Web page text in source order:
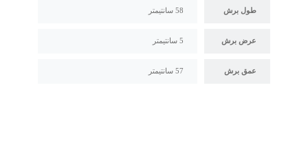
طول برش 58 سانتیمتر
عرض برش 5 سانتیمتر
عمق برش 57 سانتیمتر